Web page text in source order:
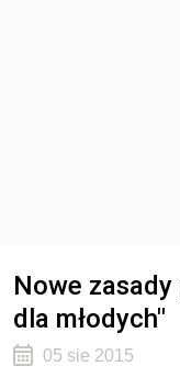
Nowe
dla młodych"
05 sie 2015